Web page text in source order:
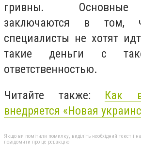
гривны.
заключаются в том,
специалисты не хотят
такие деньги с
ответственностью.
Читайте также: Как
внедряется «Новая
Якщо ви помітили помилку, виділіть необхідний текст і
повідомити про це редакцію